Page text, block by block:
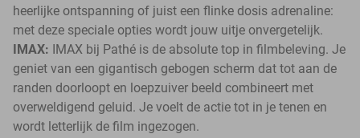
heerlijke ontspanning of juist een flinke dosis adrenaline:
met deze speciale opties wordt jouw uitje onvergetelijk.
IMAX: IMAX bij Pathé is de absolute top in filmbeleving. Je
geniet van een gigantisch gebogen scherm dat tot aan de
randen doorloopt en loepzuiver beeld combineert met
overweldigend geluid. Je voelt de actie tot in je tenen en
wordt letterlijk de film ingezogen.